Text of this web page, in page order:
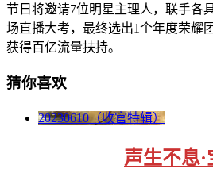
节日将邀请7位明星主理人，联手各
场直播大考，最终选出1个年度荣耀
获得百亿流量扶持。
猜你喜欢
20230610（收官特辑）
声生不息